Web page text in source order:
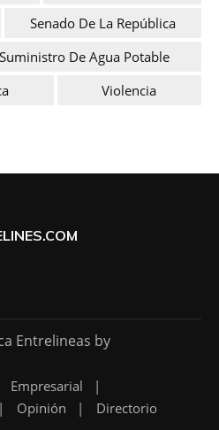
Senado De La República
Suministro De Agua Potable
Violencia
Entrelineas by
Empresarial
Opinión Directorio